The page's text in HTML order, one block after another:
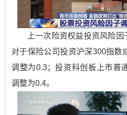
上一次险资权益投资风险因
对于保险公司投资沪深300指数
调整为0.3；投资科创板上市普
调整为0.4。